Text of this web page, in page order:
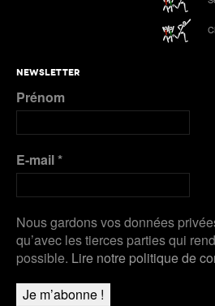
NEWSLETTER
Prénom
E-mail*
Nous gardons vos données
qu’avec les tierces parties qui
possible. Lire notre politique de